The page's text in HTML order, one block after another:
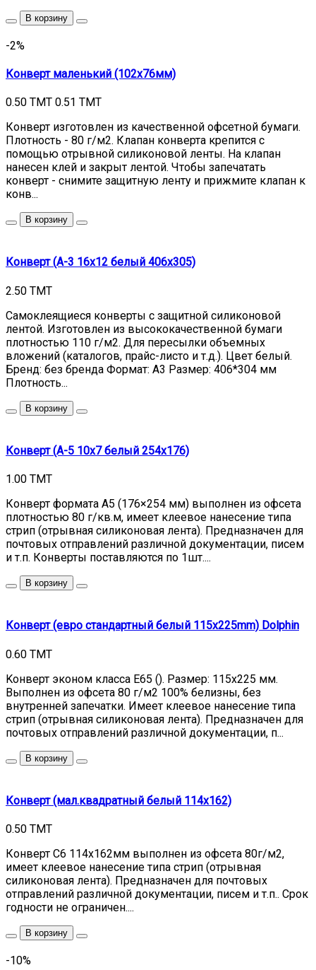
В корзину
-2%
Конверт маленький (102х76мм)
0.50 TMT 0.51 TMT
Конверт изготовлен из качественной офсетной бумаги.
Плотность - 80 г/м2. Клапан конверта крепится с
помощью отрывной силиконовой ленты. На клапан
нанесен клей и закрыт лентой. Чтобы запечатать
конверт - снимите защитную ленту и прижмите клапан к
конв...
В корзину
Конверт (А-3 16х12 белый 406х305)
2.50 TMT
Самоклеящиеся конверты с защитной силиконовой
лентой. Изготовлен из высококачественной бумаги
плотностью 110 г/м2. Для пересылки объемных
вложений (каталогов, прайс-листо и т.д.). Цвет белый.
Бренд: без бренда Формат: А3 Размер: 406*304 мм
Плотность...
В корзину
Конверт (А-5 10х7 белый 254х176)
1.00 TMT
Конверт формата А5 (176×254 мм) выполнен из офсета
плотностью 80 г/кв.м, имеет клеевое нанесение типа
стрип (отрывная силиконовая лента). Предназначен для
почтовых отправлений различной документации, писем
и т.п. Конверты поставляются по 1шт....
В корзину
Конверт (евро стандартный белый 115х225mm) Dolphin
0.60 TMT
Kонверт эконом класса Е65 (). Pазмер: 115х225 мм.
Bыполнен из офсета 80 г/м2 100% белизны, без
внутренней запечатки. Имеет клеевое нанесение типа
стрип (отрывная силиконовая лента). Предназначен для
почтовых отправлений различной документации, п...
В корзину
Конверт (мал.квадратный белый 114х162)
0.50 TMT
Конверт С6 114х162мм выполнен из офсета 80г/м2,
имеет клеевое нанесение типа стрип (отрывная
силиконовая лента). Предназначен для почтовых
отправлений различной документации, писем и т.п.. Срок
годности не ограничен....
В корзину
-10%